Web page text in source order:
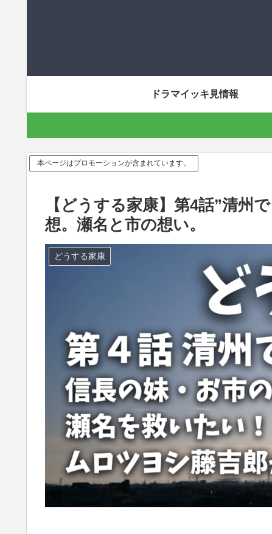
ドラマイッキ見情報
本ページはプロモーションが含まれています。
【どうする家康】第4話”清州
想。瀬名と市の想い。
どうする家康